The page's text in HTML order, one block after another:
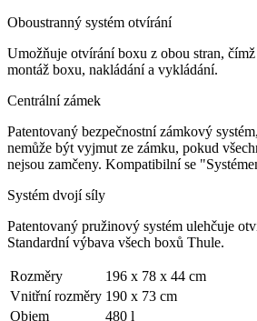
Oboustranný systém otvírání
Umožňuje otvírání boxu z obou stran,
montáž boxu, nakládání a vykládání.
Centrální zámek
Patentovaný bezpečnostní zámkový
nemůže být vyjmut ze zámku, pokud
nejsou zamčeny. Kompatibilní se
Systém dvojí síly
Patentovaný pružinový systém ulehčuje
Standardní výbava všech boxů Thule.
Rozměry 196 x 78 x 44 cm
Vnitřní rozměry 190 x 73 cm
Objem
480 l